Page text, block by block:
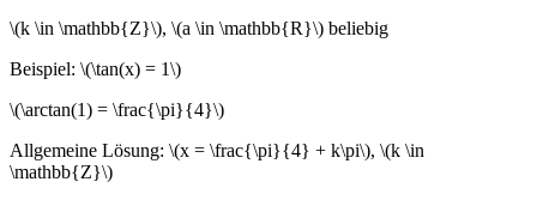
\(k \in \mathbb{Z}\), \(a \in \mathbb{R}\) beliebig
Beispiel: \(\tan(x) = 1\)
\(\arctan(1) = \frac{\pi}{4}\)
Allgemeine Lösung: \(x = \frac{\pi}{4} + k\pi\), \(k \in
\mathbb{Z}\)